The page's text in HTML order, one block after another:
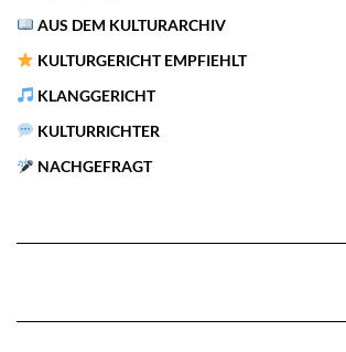
AUS DEM KULTURARCHIV
KULTURGERICHT EMPFIEHLT
KLANGGERICHT
KULTURRICHTER
NACHGEFRAGT